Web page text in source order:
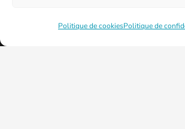
Politique de cookiesPolitique de